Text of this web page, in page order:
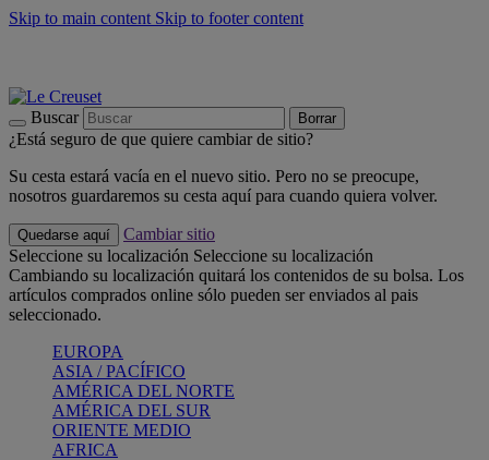
Skip to main content Skip to footer content
Buscar Borrar
¿Está seguro de que quiere cambiar de sitio?
Su cesta estará vacía en el nuevo sitio. Pero no se preocupe,
nosotros guardaremos su cesta aquí para cuando quiera volver.
Quedarse aquí
Cambiar sitio
Seleccione su localización Seleccione su localización
Cambiando su localización quitará los contenidos de su bolsa. Los
artículos comprados online sólo pueden ser enviados al pais
seleccionado.
EUROPA
ASIA / PACÍFICO
AMÉRICA DEL NORTE
AMÉRICA DEL SUR
ORIENTE MEDIO
AFRICA